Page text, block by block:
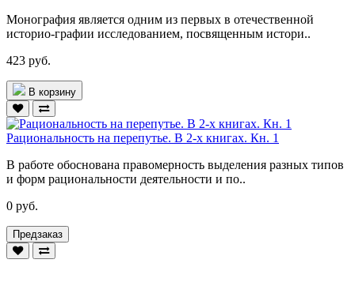
Монография является одним из первых в отечественной
историо-графии исследованием, посвященным истори..
423 руб.
В корзину
Рациональность на перепутье. В 2-х книгах. Кн. 1
В работе обоснована правомерность выделения разных типов
и форм рациональности деятельности и по..
0 руб.
Предзаказ